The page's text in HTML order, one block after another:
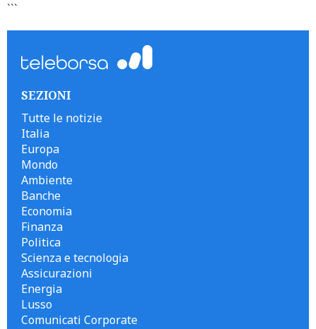
```
SEZIONI
Tutte le notizie
Italia
Europa
Mondo
Ambiente
Banche
Economia
Finanza
Politica
Scienza e tecnologia
Assicurazioni
Energia
Lusso
Comunicati Corporate